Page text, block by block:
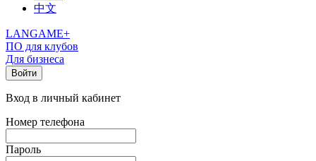
中文
LANGAME+
ПО для клубов
Для бизнеса
Войти
Вход в личный кабинет
Номер телефона
Пароль